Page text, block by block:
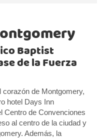
Baptist
de la Fuerza
corazón de Montgomery,
hotel Days Inn
Centro de Convenciones
al centro de la ciudad y
Además, la